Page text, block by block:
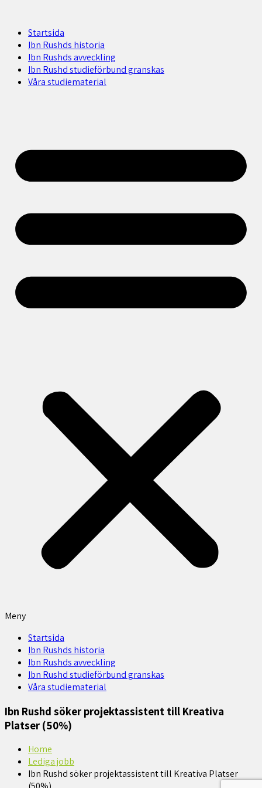
Startsida
Ibn Rushds historia
Ibn Rushds avveckling
Ibn Rushd studieförbund granskas​
Våra studiematerial
Meny
Startsida
Ibn Rushds historia
Ibn Rushds avveckling
Ibn Rushd studieförbund granskas​
Våra studiematerial
Ibn Rushd söker projektassistent till Kreativa
Platser (50%)
Home
Lediga jobb
Ibn Rushd söker projektassistent till Kreativa Platser